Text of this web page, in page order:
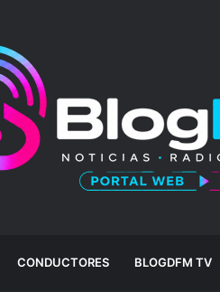
CONDUCTORES BLOGDFM TV